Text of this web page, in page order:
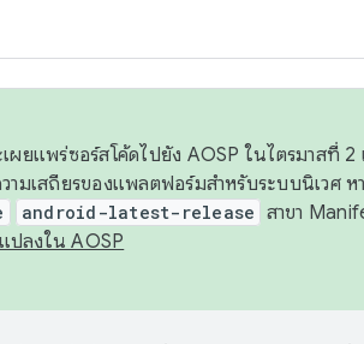
ผยแพร่ซอร์สโค้ดไปยัง AOSP ในไตรมาสที่
มเสถียรของแพลตฟอร์มสำหรับระบบนิเวศ ห
android-latest-release สาขา
ปลงใน AOSP